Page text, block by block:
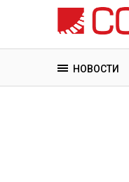
НОВОСТИ